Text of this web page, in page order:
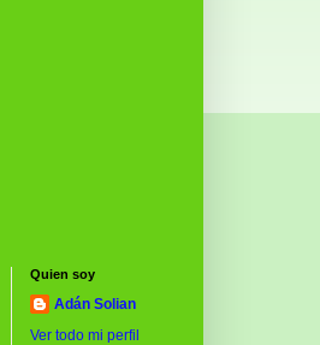
Quien soy
Adán Solian
Ver todo mi perfil